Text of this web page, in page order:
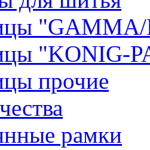
"GAMMA/
"KONIG-
прочие
рамки